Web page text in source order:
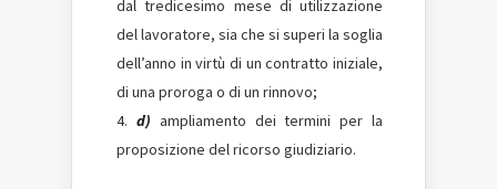
dal tredicesimo mese di utilizzazione
del lavoratore, sia che si superi la soglia
dell’anno in virtù di un contratto iniziale,
di una proroga o di un rinnovo;
d) ampliamento dei termini per la
proposizione del ricorso giudiziario.